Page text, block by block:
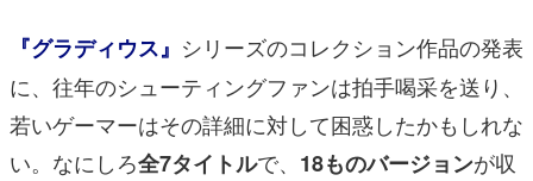
『グラディウス』 シリーズのコレクション作品の発表
に、往年のシューティングファンは拍手喝采を送り、
若いゲーマーはその詳細に対して困惑したかもしれな
い。なにしろ全7タイトルで、 18ものバージョンが収